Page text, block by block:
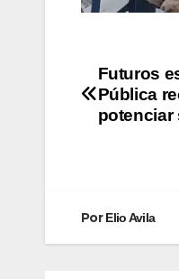
Futuros
Pública
potenciar
PorElio Avila